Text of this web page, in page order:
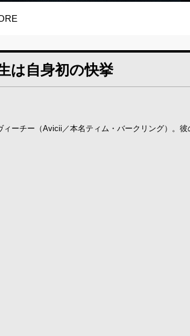
は自身初の快挙
ーチー（Avicii／本名ティム・バークリング）。彼